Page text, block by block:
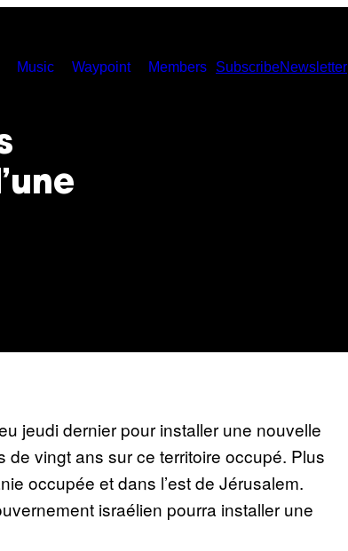
Music Waypoint Members SubscribeNewsletter
jeudi dernier pour installer une nouvelle
vingt ans sur ce territoire occupé. Plus
occupée et dans l’est de Jérusalem.
israélien pourra installer une